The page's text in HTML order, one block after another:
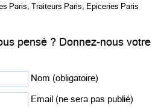
Paris, Traiteurs Paris, Epiceries Paris
pensé ? Donnez-nous votre
Nom (obligatoire)
Email (ne sera pas publié)